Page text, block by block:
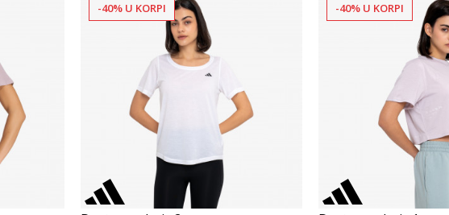
-40% U KORPI -40% U KORPI